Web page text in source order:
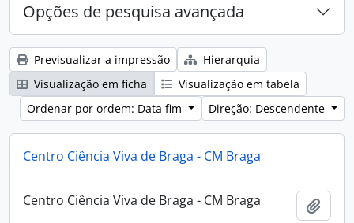
Opções de pesquisa avançada
Previsualizar a impressão
Hierarquia
Visualização em ficha
Visualização em tabela
Ordenar por ordem: Data fim
Direção: Descendente
Centro Ciência Viva de Braga - CM Braga
Centro Ciência Viva de Braga - CM Braga